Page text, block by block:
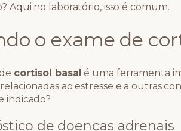
Aqui no laboratório, isso é comum.
o exame de
cortisol basal é uma ferramenta
ao estresse e a outras
indicado?
de doenças adrenais